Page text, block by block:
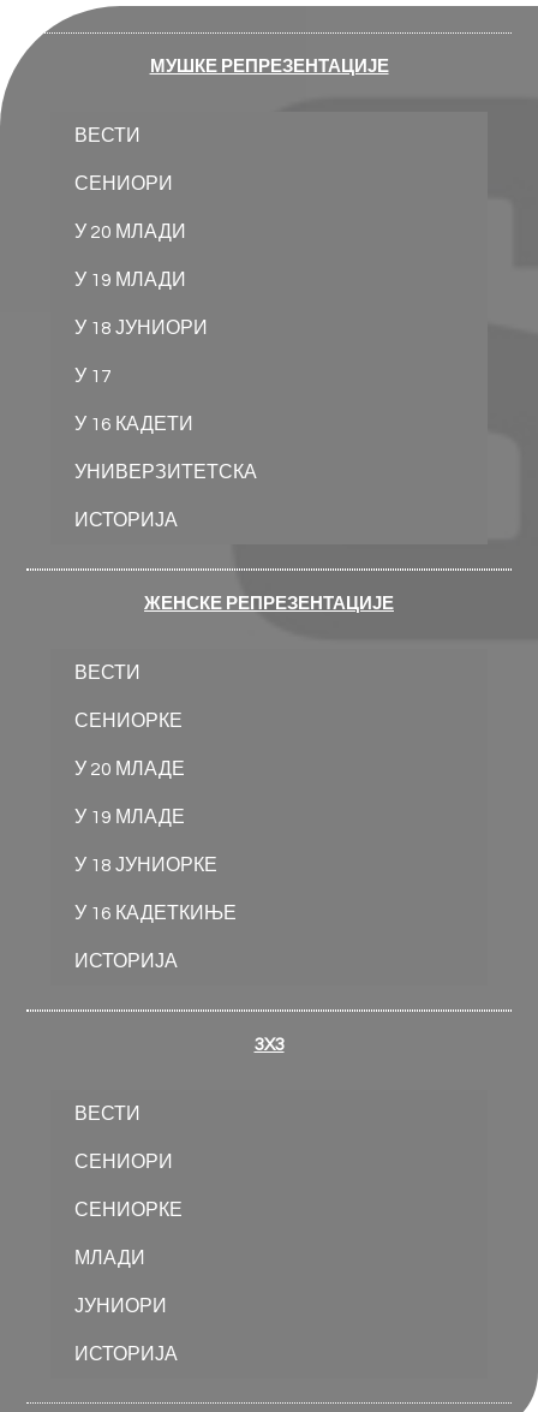
МУШКЕ РЕПРЕЗЕНТАЦИЈЕ
ВЕСТИ
СЕНИОРИ
У 20 МЛАДИ
У 19 МЛАДИ
У 18 ЈУНИОРИ
У 17
У 16 КАДЕТИ
УНИВЕРЗИТЕТСКА
ИСТОРИЈА
ЖЕНСКЕ РЕПРЕЗЕНТАЦИЈЕ
ВЕСТИ
СЕНИОРКЕ
У 20 МЛАДЕ
У 19 МЛАДЕ
У 18 ЈУНИОРКЕ
У 16 КАДЕТКИЊЕ
ИСТОРИЈА
3X3
ВЕСТИ
СЕНИОРИ
СЕНИОРКЕ
МЛАДИ
ЈУНИОРИ
ИСТОРИЈА